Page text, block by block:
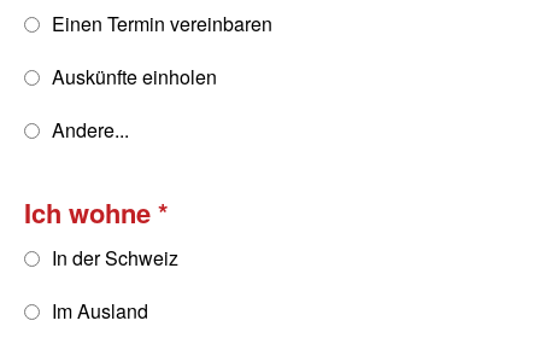
Einen Termin vereinbaren
Auskünfte einholen
Andere...
Ich wohne
In der Schweiz
Im Ausland